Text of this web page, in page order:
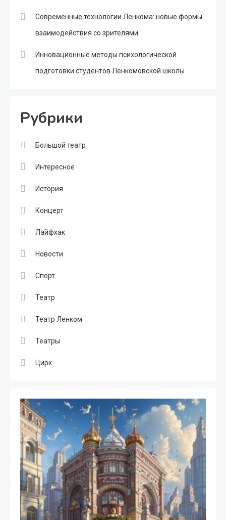
Современные технологии Ленкома: новые формы
взаимодействия со зрителями
Инновационные методы психологической
подготовки студентов Ленкомовской школы
Рубрики
Большой театр
Интересное
История
Концерт
Лайфхак
Новости
Спорт
Театр
Театр Ленком
Театры
Цирк